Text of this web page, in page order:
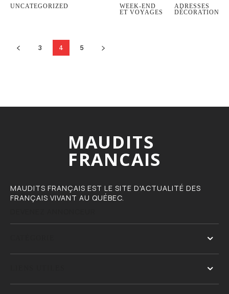
UNCATEGORIZED
WEEK-END
ET VOYAGES
ADRESSES
DÉCORATION
3 4 5
MAUDITS
FRANCAIS
MAUDITS FRANÇAIS EST LE SITE D'ACTUALITÉ DES
FRANÇAIS VIVANT AU QUÉBEC.